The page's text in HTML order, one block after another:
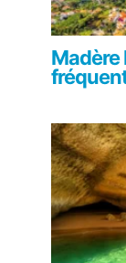
Madère